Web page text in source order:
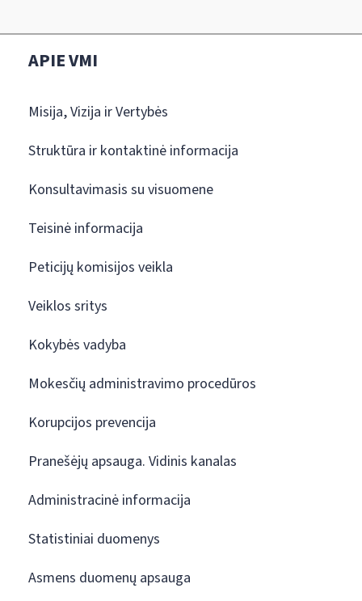
APIE VMI
Misija, Vizija ir Vertybės
Struktūra ir kontaktinė informacija
Konsultavimasis su visuomene
Teisinė informacija
Peticijų komisijos veikla
Veiklos sritys
Kokybės vadyba
Mokesčių administravimo procedūros
Korupcijos prevencija
Pranešėjų apsauga. Vidinis kanalas
Administracinė informacija
Statistiniai duomenys
Asmens duomenų apsauga